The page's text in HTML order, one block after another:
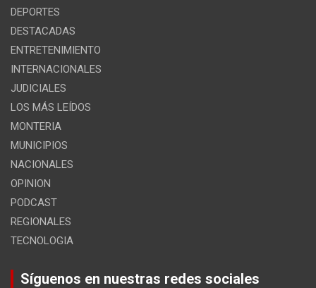
DEPORTES
DESTACADAS
ENTRETENIMIENTO
INTERNACIONALES
JUDICIALES
LOS MÁS LEÍDOS
MONTERIA
MUNICIPIOS
NACIONALES
OPINION
PODCAST
REGIONALES
TECNOLOGIA
Síguenos en nuestras redes sociales